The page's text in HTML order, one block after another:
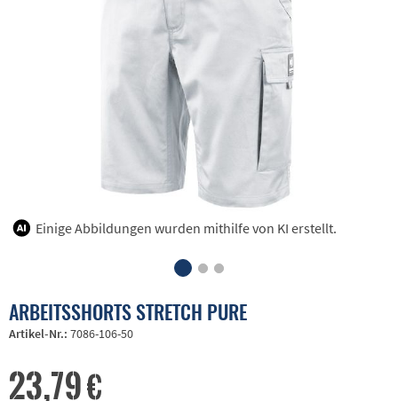
Einige Abbildungen wurden mithilfe von KI erstellt.
ARBEITSSHORTS STRETCH PURE
Artikel-Nr.: 7086-106-50
23,79 €